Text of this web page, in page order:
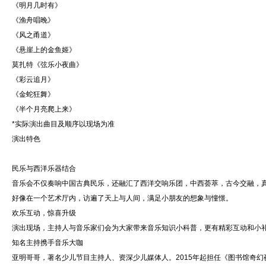
《明月几时有》
《渔舟唱晚》
《风之甬道》
《悬崖上的金鱼姬》
莫扎特《弦乐小夜曲》
《彩云追月》
《金蛇狂舞》
《半个月亮爬上来》
*实际演出曲目及顺序以现场为准
演出特色
民乐与西洋乐器结合
音乐会不仅奏响中国古典民乐，还融汇了西洋交响乐团，中西荟萃，古今交融
好像在一个艺术厅内，访遍了天上与人间，满足小朋友的想象与憧憬。
欢乐互动，惊喜升级
演出现场，主持人与音乐家们会为大家带来音乐知识小科普，更有精彩互动和
知名主持携手音乐大咖
亚明哥哥，著名少儿节目主持人、资深少儿媒体人。2015年起担任《图书馆奇